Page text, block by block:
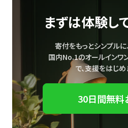
まずは体験し
寄付をもっとシンプルに
国内No.1のオールインワ
で、支援をはじめ
30日間無料